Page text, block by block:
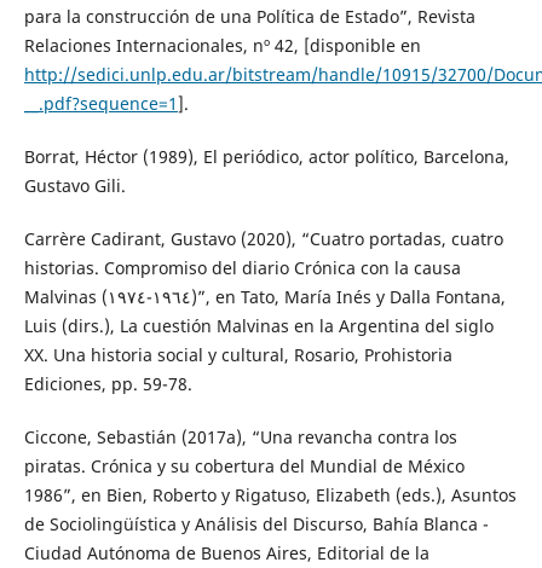
para la construcción de una Política de Estado”, Revista
Relaciones Internacionales, nº 42, [disponible en
http://sedici.unlp.edu.ar/bitstream/handle/10915/32700/
__.pdf?sequence=1].
Borrat, Héctor (1989), El periódico, actor político, Barcelona,
Gustavo Gili.
Carrère Cadirant, Gustavo (2020), “Cuatro portadas, cuatro
historias. Compromiso del diario Crónica con la causa
Malvinas (١٩٦٤-١٩٧٤)”, en Tato, María Inés y Dalla Fontana,
Luis (dirs.), La cuestión Malvinas en la Argentina del siglo
XX. Una historia social y cultural, Rosario, Prohistoria
Ediciones, pp. 59-78.
Ciccone, Sebastián (2017a), “Una revancha contra los
piratas. Crónica y su cobertura del Mundial de México
1986”, en Bien, Roberto y Rigatuso, Elizabeth (eds.), Asuntos
de Sociolingüística y Análisis del Discurso, Bahía Blanca -
Ciudad Autónoma de Buenos Aires, Editorial de la